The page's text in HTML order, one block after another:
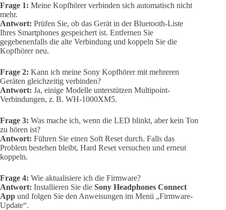
Frage 1: Meine Kopfhörer verbinden sich automatisch nicht
mehr.
Antwort: Prüfen Sie, ob das Gerät in der Bluetooth-Liste
Ihres Smartphones gespeichert ist. Entfernen Sie
gegebenenfalls die alte Verbindung und koppeln Sie die
Kopfhörer neu.
Frage 2: Kann ich meine Sony Kopfhörer mit mehreren
Geräten gleichzeitig verbinden?
Antwort: Ja, einige Modelle unterstützen Multipoint-
Verbindungen, z. B. WH-1000XM5.
Frage 3: Was mache ich, wenn die LED blinkt, aber kein Ton
zu hören ist?
Antwort: Führen Sie einen Soft Reset durch. Falls das
Problem bestehen bleibt, Hard Reset versuchen und erneut
koppeln.
Frage 4: Wie aktualisiere ich die Firmware?
Antwort: Installieren Sie die Sony Headphones Connect
App und folgen Sie den Anweisungen im Menü „Firmware-
Update“.